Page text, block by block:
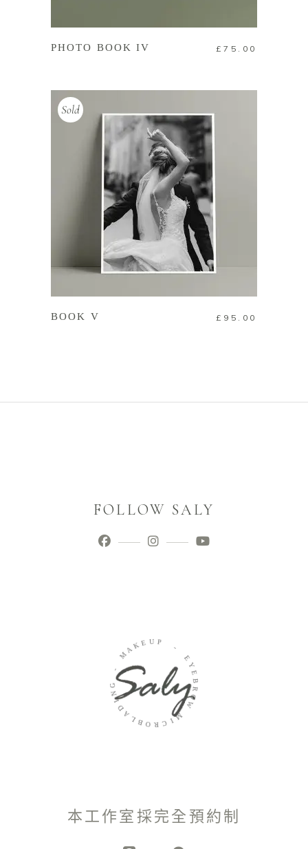
PHOTO BOOK IV £ 75.00
Sold
BOOK V £ 95.00
FOLLOW SALY
MAK E U
E
Y
E
B
R
O
W
M
I
C
R
O
B
L
A
D
I
N
G
本工作室採完全預約制